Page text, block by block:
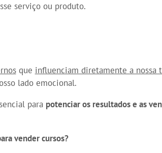
serviço ou produto.
que influenciam diretamente a nossa
lado emocional.
para potenciar os resultados e as
vender cursos?